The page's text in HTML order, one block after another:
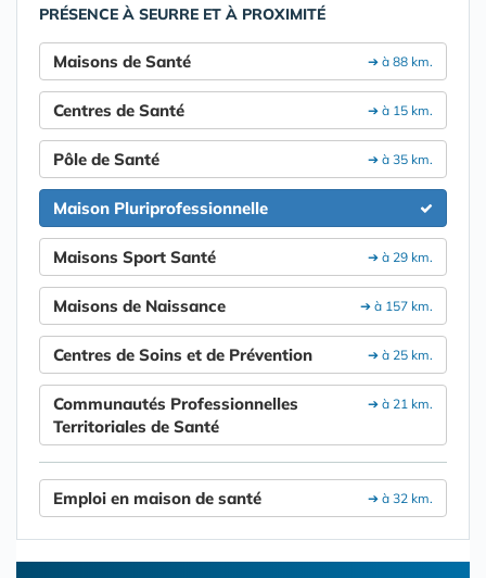
PRÉSENCE À SEURRE ET À PROXIMITÉ
➔ à 88 km.
Maisons de Santé
➔ à 15 km.
Centres de Santé
➔ à 35 km.
Pôle de Santé
Maison Pluriprofessionnelle
➔ à 29 km.
Maisons Sport Santé
➔ à 157 km.
Maisons de Naissance
➔ à 25 km.
Centres de Soins et de Prévention
➔ à 21 km.
Communautés Professionnelles
Territoriales de Santé
➔ à 32 km.
Emploi en maison de santé